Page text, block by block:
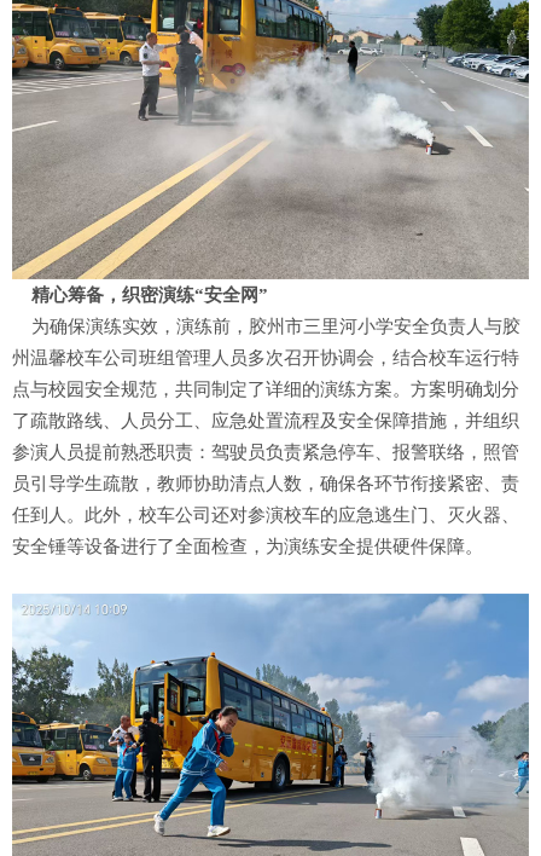
精心筹备，织密演练“安全网”
为确保演练实效，演练前，胶州市三里河小学安全负责人与胶
州温馨校车公司班组管理人员多次召开协调会，结合校车运行特
点与校园安全规范，共同制定了详细的演练方案。方案明确划分
了疏散路线、人员分工、应急处置流程及安全保障措施，并组织
参演人员提前熟悉职责：驾驶员负责紧急停车、报警联络，照管
员引导学生疏散，教师协助清点人数，确保各环节衔接紧密、责
任到人。此外，校车公司还对参演校车的应急逃生门、灭火器、
安全锤等设备进行了全面检查，为演练安全提供硬件保障。